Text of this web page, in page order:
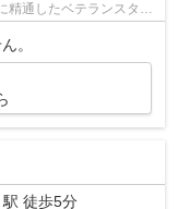
精通したベテランスタッ
。
駅 徒歩5分